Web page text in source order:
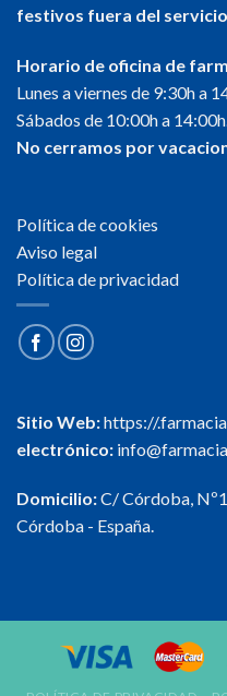
festivos fuera del
Horario de oficina de
Lunes a viernes de 9:30h a
Sábados de 10:00h a
No cerramos por
Política de cookies
Aviso legal
Política de privacidad
Sitio Web:https://
electrónico:
Domicilio:C/ Córdoba,
Córdoba - España.